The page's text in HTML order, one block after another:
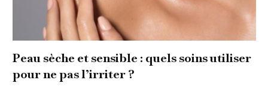
Peau sèche et sensible : quels soins utiliser
pour ne pas l’irriter ?